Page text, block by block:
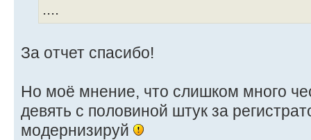
....
За отчет спасибо!
Но моё мнение, что слишком много
девять с половиной штук за
модернизируй